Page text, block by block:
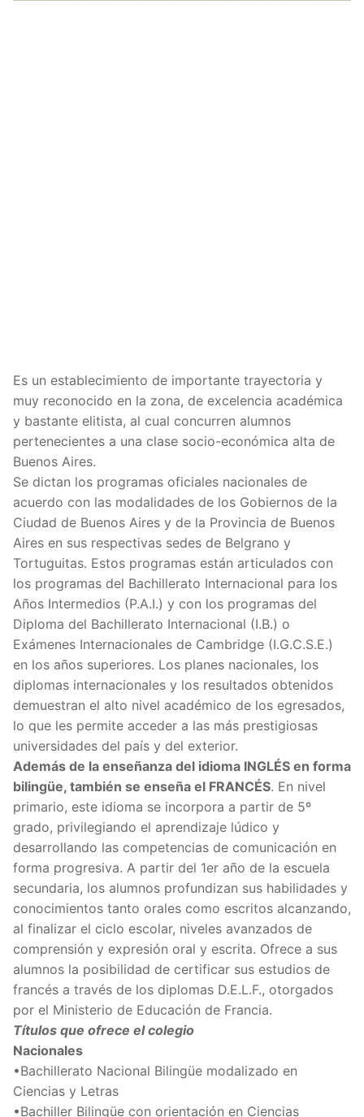
Es un establecimiento de importante trayectoria y
muy reconocido en la zona, de excelencia académica
y bastante elitista, al cual concurren alumnos
pertenecientes a una clase socio-económica alta de
Buenos Aires.
Se dictan los programas oficiales nacionales de
acuerdo con las modalidades de los Gobiernos de la
Ciudad de Buenos Aires y de la Provincia de Buenos
Aires en sus respectivas sedes de Belgrano y
Tortuguitas. Estos programas están articulados con
los programas del Bachillerato Internacional para los
Años Intermedios (P.A.I.) y con los programas del
Diploma del Bachillerato Internacional (I.B.) o
Exámenes Internacionales de Cambridge (I.G.C.S.E.)
en los años superiores. Los planes nacionales, los
diplomas internacionales y los resultados obtenidos
demuestran el alto nivel académico de los egresados,
lo que les permite acceder a las más prestigiosas
universidades del país y del exterior.
Además de la enseñanza del idioma INGLÉS en forma
bilingüe, también se enseña el FRANCÉS. En nivel
primario, este idioma se incorpora a partir de 5º
grado, privilegiando el aprendizaje lúdico y
desarrollando las competencias de comunicación en
forma progresiva. A partir del 1er año de la escuela
secundaria, los alumnos profundizan sus habilidades y
conocimientos tanto orales como escritos alcanzando,
al finalizar el ciclo escolar, niveles avanzados de
comprensión y expresión oral y escrita. Ofrece a sus
alumnos la posibilidad de certificar sus estudios de
francés a través de los diplomas D.E.L.F., otorgados
por el Ministerio de Educación de Francia.
Títulos que ofrece el colegio
Nacionales
•Bachillerato Nacional Bilingüe modalizado en
Ciencias y Letras
•Bachiller Bilingüe con orientación en Ciencias